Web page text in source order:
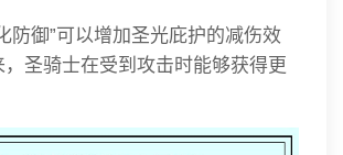
防御”可以增加圣光庇护的减伤效
圣骑士在受到攻击时能够获得更